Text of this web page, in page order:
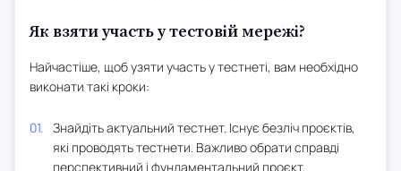
Як взяти участь у тестовій мережі?
Найчастіше, щоб узяти участь у тестнеті, вам необхідно
виконати такі кроки:
Знайдіть актуальний тестнет. Існує безліч проєктів,
які проводять тестнети. Важливо обрати справді
перспективний і фундаментальний проєкт.